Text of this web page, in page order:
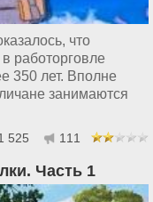
что
работорговле
350 лет. Вполне
занимаются
525 111
Часть 1